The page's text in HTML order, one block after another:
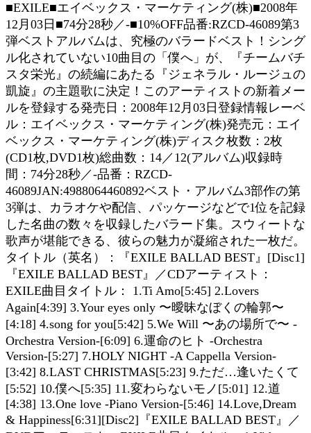
■EXILE■エイベックス・マーケティング(株)■2008年
12月03日■74分28秒／-■10%OFF品番:RZCD-46089第3
弾ベストアルバムは、究極のバラードベスト！シング
ル化されていない10曲目の「僕へ」が、『チームバチ
スタ栄光』の続編にあたる『ジェネラル・ルージュの
凱旋』の主題歌に決定！このアーティストの新着メー
ルを登録する発売日：2008年12月03日登録情報レーベ
ル：エイベックス・マーケティング(株)発売元：エイ
ベックス・マーケティング(株)ディスク枚数：2枚
(CD1枚,DVD1枚)総曲数：14／12(アルバム)収録時
間：74分28秒／-品番：RZCD-
46089JAN:4988064460892ベスト・アルバム3部作の第
3弾は、カラオケや配信、パッケージなどで1位を記録
した名曲の数々を収録したバラード集。スウィートな
歌声が堪能できる、彼らの魅力が凝縮された一枚だ。
タイトル（英名）：『EXILE BALLAD BEST』[Disc1]
『EXILE BALLAD BEST』／CDアーティスト：
EXILE曲目タイトル： 1.Ti Amo[5:45] 2.Lovers
Again[4:39] 3.Your eyes only 〜曖昧なぼくの輪郭〜
[4:18] 4.song for you[5:42] 5.We Will 〜あの場所で〜 -
Orchestra Version-[6:09] 6.運命のヒト -Orchestra
Version-[5:27] 7.HOLY NIGHT -A Cappella Version-
[3:42] 8.LAST CHRISTMAS[5:23] 9.ただ…逢いたくて
[5:52] 10.僕へ[5:35] 11.変わらないモノ[5:01] 12.道
[4:38] 13.One love -Piano Version-[5:46] 14.Love,Dream
& Happiness[6:31][Disc2]『EXILE BALLAD BEST』／